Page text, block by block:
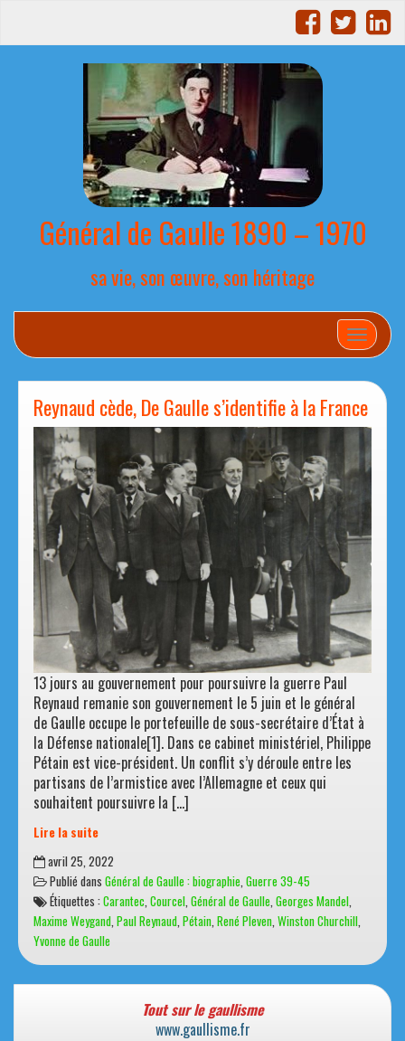
Général de Gaulle 1890 – 1970
sa vie, son œuvre, son héritage
Reynaud cède, De Gaulle s’identifie à la France
13 jours au gouvernement pour poursuivre la guerre Paul
Reynaud remanie son gouvernement le 5 juin et le général
de Gaulle occupe le portefeuille de sous-secrétaire d’État à
la Défense nationale[1]. Dans ce cabinet ministériel, Philippe
Pétain est vice-président. Un conflit s’y déroule entre les
partisans de l’armistice avec l’Allemagne et ceux qui
souhaitent poursuivre la […]
Lire la suite
cède,
De
Gaulle
s’identifie
à
la
France
avril 25, 2022
Publié dans Général de Gaulle : biographie Guerre 39-45
Étiquettes :Carantec Courcel Général de Gaulle Georges Mandel
Maxime Weygand Paul Reynaud Pétain René Pleven Winston Churchill
Yvonne de Gaulle
Tout sur le gaullisme
www.gaullisme.fr